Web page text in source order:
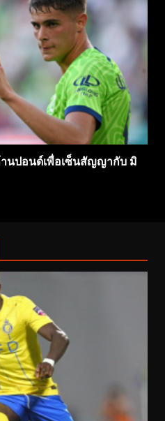
นปอนด์เพื่อเซ็นสัญญากับ มิ